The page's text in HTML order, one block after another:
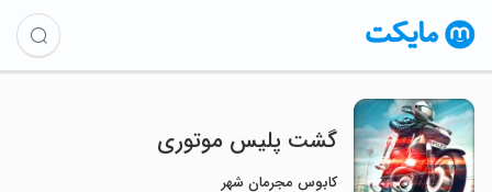
گشت پلیس موتوری
کابوس مجرمان شهر